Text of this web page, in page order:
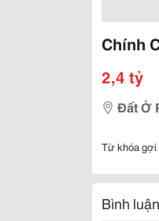
Chính
2,4 tỷ
Đất Ở
Từ khóa gợi
Bình luận